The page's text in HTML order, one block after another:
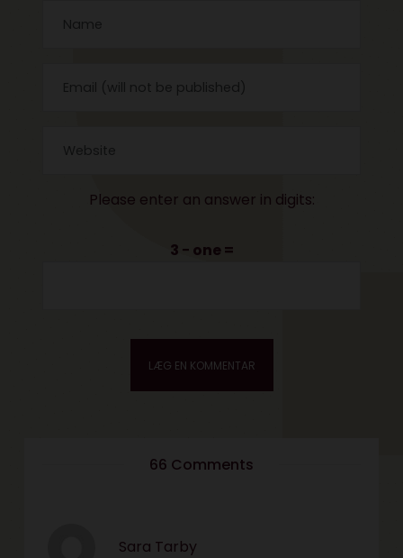
Please enter an answer in digits:
3 − one =
66 Comments
Sara Tarby